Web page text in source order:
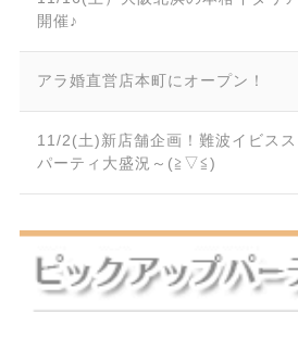
開催♪
アラ婚直営店本町にオープン！
11/2(土)新店舗企画！難波イビス
パーティ大盛況～(≧▽≦)